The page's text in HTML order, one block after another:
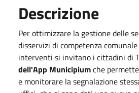
Descrizione
Per ottimizzare la gestione delle
disservizi di competenza
interventi si invitano i cittadini di
dell'App Municipiumche
e monitorare la segnalazione